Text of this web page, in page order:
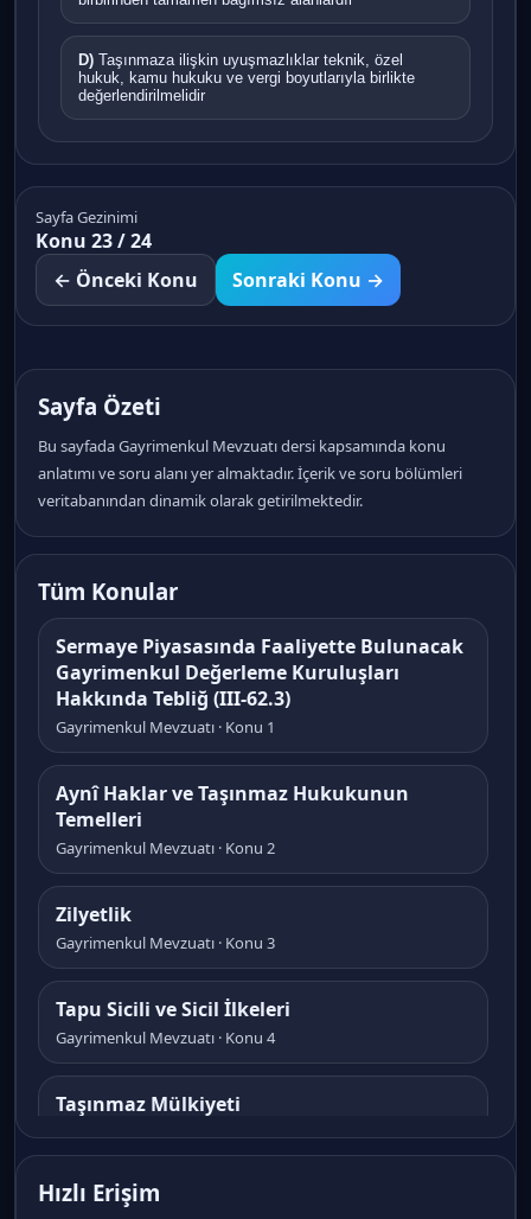
D)
hukuk, kamu hukuku ve vergi boyutlarıyla birlikte
değerlendirilmelidir
Sayfa Gezinimi
Konu 23 / 24
← Önceki Konu
Sonraki Konu →
Sayfa Özeti
Bu sayfada Gayrimenkul Mevzuatı dersi kapsamında konu
anlatımı ve soru alanı yer almaktadır. İçerik ve soru bölümleri
veritabanından dinamik olarak getirilmektedir.
Tüm Konular
Sermaye Piyasasında Faaliyette Bulunacak
Gayrimenkul Değerleme Kuruluşları
Hakkında Tebliğ (III-62.3)
Gayrimenkul Mevzuatı · Konu 1
Aynî Haklar ve Taşınmaz Hukukunun
Temelleri
Gayrimenkul Mevzuatı · Konu 2
Zilyetlik
Gayrimenkul Mevzuatı · Konu 3
Tapu Sicili ve Sicil İlkeleri
Gayrimenkul Mevzuatı · Konu 4
Taşınmaz Mülkiyeti
İmar Kanununun Genel Çerçevesi
Hızlı Erişim